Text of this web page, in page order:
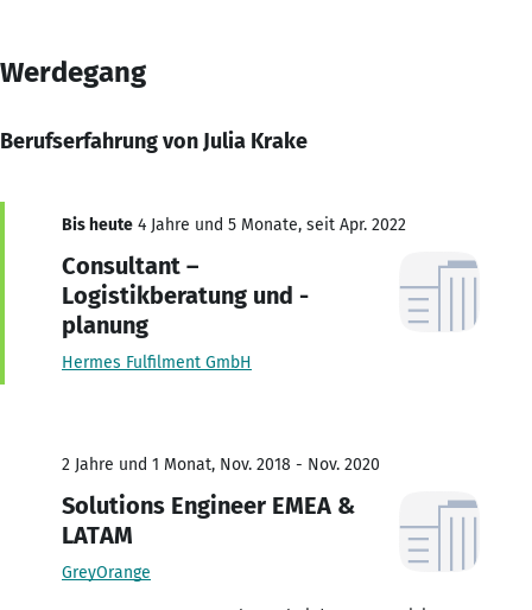
Werdegang
Berufserfahrung von Julia Krake
Bis heute 4 Jahre und 5 Monate, seit Apr. 2022
Consultant –
Logistikberatung und -
planung
Hermes Fulfilment GmbH
2 Jahre und 1 Monat, Nov. 2018 - Nov. 2020
Solutions Engineer EMEA &
LATAM
GreyOrange